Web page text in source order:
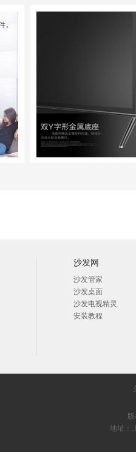
沙发网
沙发管家
沙发桌面
沙发电视精灵
安装教程
地址：